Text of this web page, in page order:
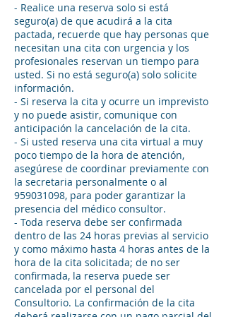
- Realice una reserva solo si está
seguro(a) de que acudirá a la cita
pactada, recuerde que hay personas que
necesitan una cita con urgencia y los
profesionales reservan un tiempo para
usted. Si no está seguro(a) solo solicite
información.
- Si reserva la cita y ocurre un imprevisto
y no puede asistir, comunique con
anticipación la cancelación de la cita.
- Si usted reserva una cita virtual a muy
poco tiempo de la hora de atención,
asegúrese de coordinar previamente con
la secretaria personalmente o al
959031098, para poder garantizar la
presencia del médico consultor.
- Toda reserva debe ser confirmada
dentro de las 24 horas previas al servicio
y como máximo hasta 4 horas antes de la
hora de la cita solicitada; de no ser
confirmada, la reserva puede ser
cancelada por el personal del
Consultorio. La confirmación de la cita